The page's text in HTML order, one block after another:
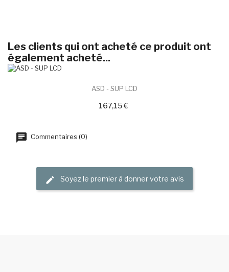
Les clients qui ont acheté ce produit ont
également acheté...
ASD - SUP LCD
167,15 €
Commentaires (0)
Soyez le premier à donner votre avis